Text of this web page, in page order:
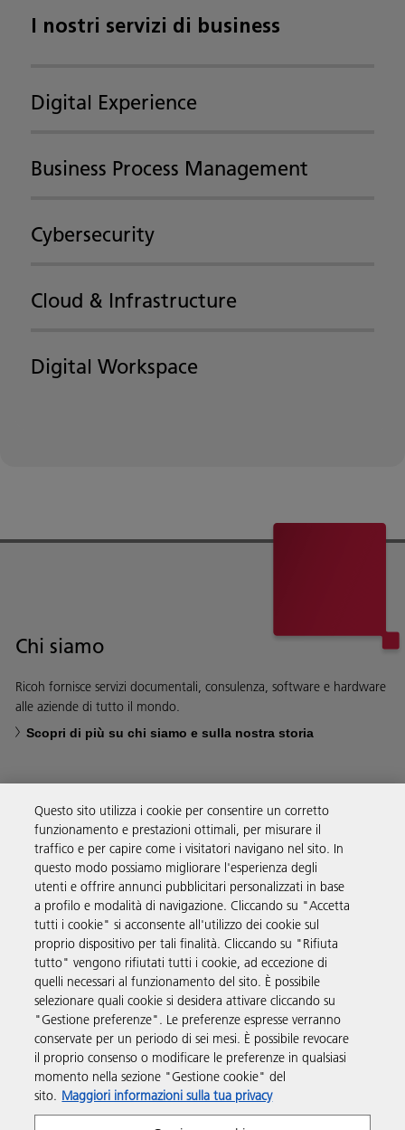
I nostri servizi di business
Digital Experience
Business Process Management
Cybersecurity
Cloud & Infrastructure
Digital Workspace
Chi siamo
Ricoh fornisce servizi documentali, consulenza, software e hardware
alle aziende di tutto il mondo.
Scopri di più su chi siamo e sulla nostra storia
Soluzioni
Prodotti e servizi
Supporto
Informazioni aggiuntive
Seguici sui social
Questo sito utilizza i cookie per consentire un corretto
funzionamento e prestazioni ottimali, per misurare il
traffico e per capire come i visitatori navigano nel sito. In
questo modo possiamo migliorare l'esperienza degli
utenti e offrire annunci pubblicitari personalizzati in base
a profilo e modalità di navigazione. Cliccando su "Accetta
tutti i cookie" si acconsente all'utilizzo dei cookie sul
proprio dispositivo per tali finalità. Cliccando su "Rifiuta
tutto" vengono rifiutati tutti i cookie, ad eccezione di
quelli necessari al funzionamento del sito. È possibile
selezionare quali cookie si desidera attivare cliccando su
"Gestione preferenze". Le preferenze espresse verranno
conservate per un periodo di sei mesi. È possibile revocare
il proprio consenso o modificare le preferenze in qualsiasi
momento nella sezione "Gestione cookie" del
sito. Maggiori informazioni sulla tua privacy